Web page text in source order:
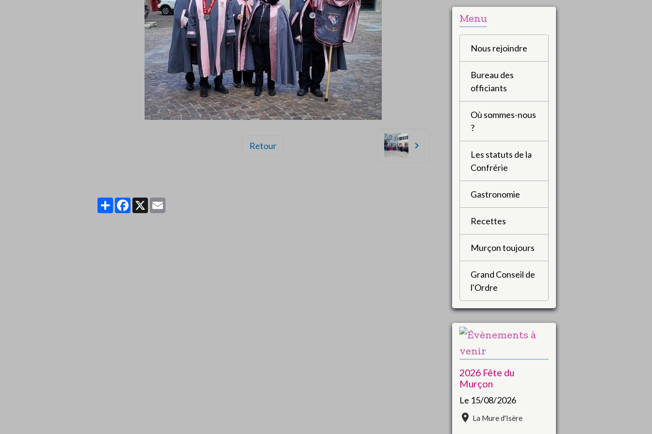
Retour
PartagerFacebook
X
Menu
Nous rejoindre
Bureau des
officiants
Où sommes-nous
?
Les statuts de la
Confrérie
Gastronomie
Recettes
Murçon toujours
Grand Conseil de
l'Ordre
2026 Fête du
Murçon
Le 15/08/2026
La Mure d'Isère